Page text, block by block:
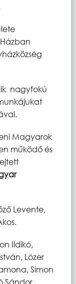
nagyfokú
Magyarok
működő és
Levente,
Ildikó,
Lózer
Simon
Sándor,